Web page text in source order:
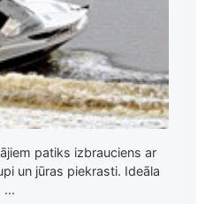
patiks izbrauciens ar
un jūras piekrasti. Ideāla
...